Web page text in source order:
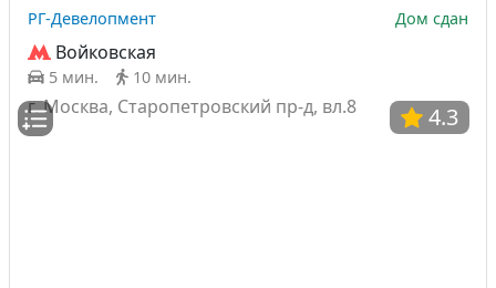
4.3
РГ-Девелопмент Дом сдан
Войковская
5 мин. 10 мин.
г. Москва, Старопетровский пр-д, вл.8